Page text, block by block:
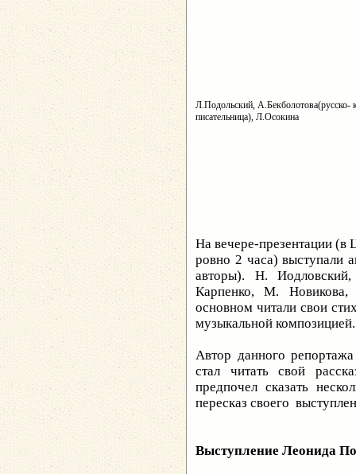
Л.Подольский, А.Бекболотова(русско-
писательница), Л.Осокина
На вечере-презентации (в
ровно 2 часа) выступали
авторы). Н.
Карпенко, М.
основном читали свои
музыкальной композицией.
Автор данного
стал читать свой
предпочел сказать
пересказ своего
Выступление Леонида